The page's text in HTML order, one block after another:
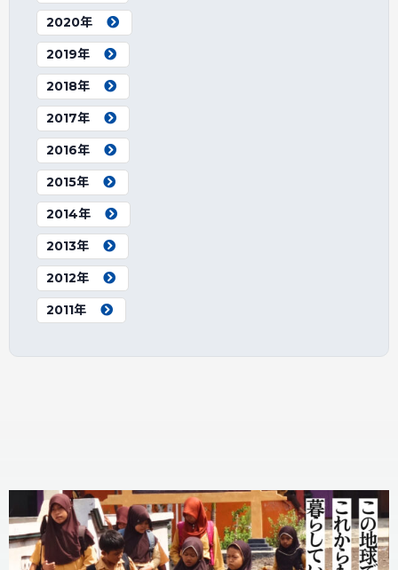
2020年
2019年
2018年
2017年
2016年
2015年
2014年
2013年
2012年
2011年